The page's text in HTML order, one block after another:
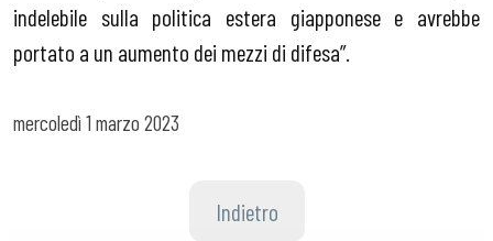
indelebile sulla politica estera giapponese e avrebbe
portato a un aumento dei mezzi di difesa”.
mercoledì 1 marzo 2023
Indietro